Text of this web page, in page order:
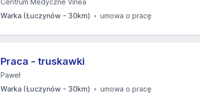
Centrum Medyczne Vinea
Warka (Łuczynów - 30km)
umowa o pracę
Praca - truskawki
Paweł
Warka (Łuczynów - 30km)
umowa o pracę